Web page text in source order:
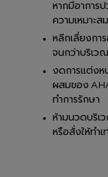
หากมีอาการ
ความเหมาะสม
หลีกเลี่ยงกา
จนกว่าบริเว
งดการแต่งห
ผสมของ
ทำการรักษา
ห้ามนวดบริเ
หรือสั่งให้ทำเ